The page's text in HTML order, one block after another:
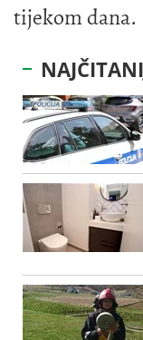
tijekom dana.